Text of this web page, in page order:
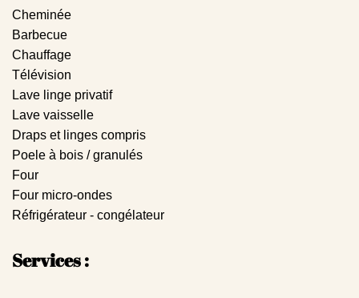
Cheminée
Barbecue
Chauffage
Télévision
Lave linge privatif
Lave vaisselle
Draps et linges compris
Poele à bois / granulés
Four
Four micro-ondes
Réfrigérateur - congélateur
Services :